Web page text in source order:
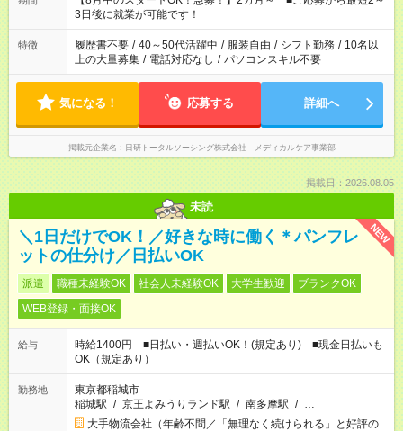
ね。 ※Wワーク希望の方へ 今ご覧のお仕事で希望する勤務時間
と、もう1つのお仕事の勤務時間。 合計で週40時間を超える場
合は応募できません。
3日後に就業が可能です！
特徴 履歴書不要 / 40～50代活躍中 / 服装自由 / シフト勤務 / 10名以
上の大量募集 / 電話対応なし / パソコンスキル不要
気になる！ 応募する 詳細へ
掲載元企業名 日研トータルソーシング株式会社 メディカルケア事業部
掲載日：2026.08.05
未読
NEW
＼1日だけでOK！／好きな時に働く＊パンフレ
ットの仕分け／日払いOK
派遣 職種未経験OK 社会人未経験OK 大学生歓迎
ブランクOK
WEB登録・面接OK
給与
時給1400円 ■日払い・週払いOK！(規定あり) ■現金日払いも
OK（規定あり）
勤務地
東京都稲城市
稲城駅 / 京王よみうりランド駅 / 南多摩駅 / …
大手物流会社（年齢不問／「無理なく続けられる」と好評の